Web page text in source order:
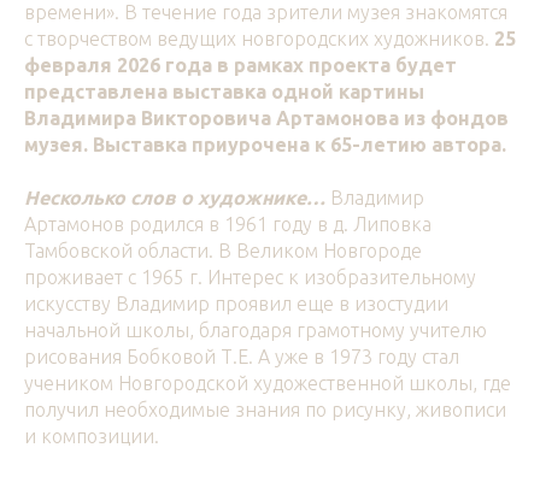
времени». В течение года зрители музея знакомятся
с творчеством ведущих новгородских художников. 25
февраля 2026 года в рамках проекта будет
представлена выставка одной картины
Владимира Викторовича Артамонова из фондов
музея. Выставка приурочена к 65-летию автора.
Несколько слов о художнике… Владимир
Артамонов родился в 1961 году в д. Липовка
Тамбовской области. В Великом Новгороде
проживает с 1965 г. Интерес к изобразительному
искусству Владимир проявил еще в изостудии
начальной школы, благодаря грамотному учителю
рисования Бобковой Т.Е. А уже в 1973 году стал
учеником Новгородской художественной школы, где
получил необходимые знания по рисунку, живописи
и композиции.